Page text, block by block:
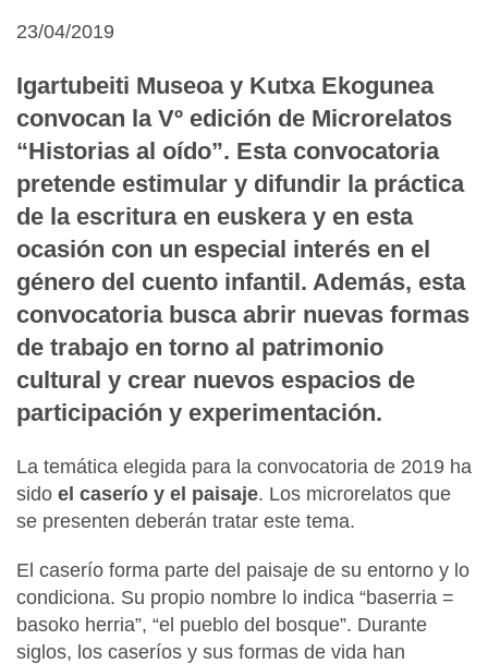
23/04/2019
Igartubeiti Museoa y Kutxa Ekogunea
convocan la Vº edición de Microrelatos
“Historias al oído”. Esta convocatoria
pretende estimular y difundir la práctica
de la escritura en euskera y en esta
ocasión con un especial interés en el
género del cuento infantil. Además, esta
convocatoria busca abrir nuevas formas
de trabajo en torno al patrimonio
cultural y crear nuevos espacios de
participación y experimentación.
La temática elegida para la convocatoria de 2019 ha
sido el caserío y el paisaje. Los microrelatos que
se presenten deberán tratar este tema.
El caserío forma parte del paisaje de su entorno y lo
condiciona. Su propio nombre lo indica “baserria =
basoko herria”, “el pueblo del bosque”. Durante
siglos, los caseríos y sus formas de vida han